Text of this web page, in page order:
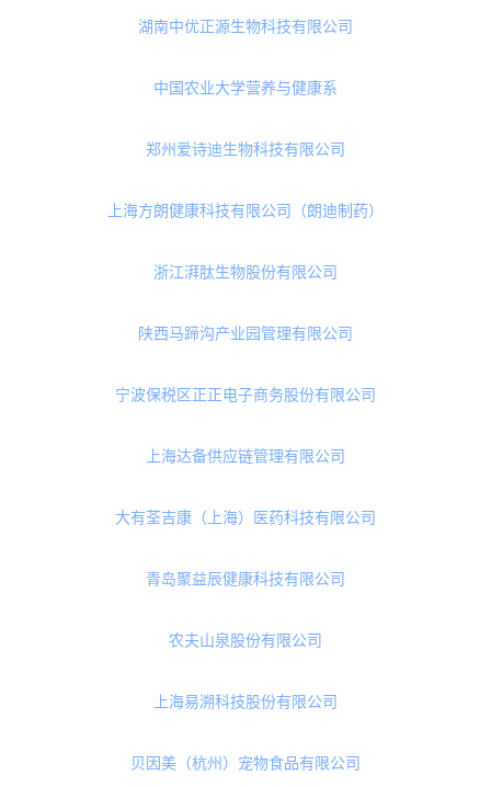
肉团网络科技（浙江）有限公司
上海菇大厨食品有限公司
淙上春（山西）大健康产业有限公司
赢嘉健康科技（杭州）有限公司
北京电子科技职业学院
湖南中优正源生物科技有限公司
中国农业大学营养与健康系
郑州爱诗迪生物科技有限公司
上海方朗健康科技有限公司（朗迪制药）
浙江湃肽生物股份有限公司
陕西马蹄沟产业园管理有限公司
宁波保税区正正电子商务股份有限公司
上海达备供应链管理有限公司